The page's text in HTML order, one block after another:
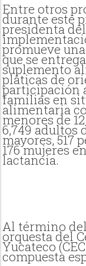
Entre otros
durante este
presidenta
promueve
que se
suplemento
pláticas de
participación
familias en
alimentaria
menores de
6,749 adultos
mayores, 517
176 mujeres
lactancia.
Al término
orquesta del
Yucateco
compuesta